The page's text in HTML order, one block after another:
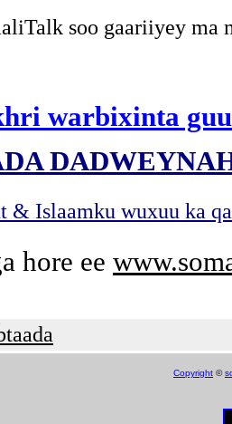
soo gaariiyey ma
warbixinta
& Islaamku wuxuu ka
hore ee
Copyright ©